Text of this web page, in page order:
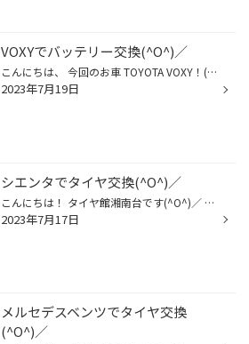
VOXYでバッテリー交換(^O^)／
こんにちは、 今回のお車 TOYOTA VOXY！(写真撮り忘れましたm(_ _)m) ではでは、交換して行きます。 交換前の画像がこちらです、 そして、 今回お取付けさせて頂く商品がこちらです、 GS YUASA ECO.R HIGH CLASS 交換後の画像がこちらです、 これで安心してお乗りいただけるかと思います。 今回...
2023年7月19日
シエンタでタイヤ交換(^O^)／
こんにちは！ タイヤ館湘南台です(^O^)／ 本日はシエンタでタイヤ交換の事例です。 タイヤ交換の時期のため 交換して頂きました♪( ´▽｀) 本日交換したタイヤはセイバーリングです(^O^)／ お買い求めやすいタイヤとなっておりますd(￣ ￣) 新品に交換した後車両に取り取り付けます。 タイヤも新しく...
2023年7月17日
メルセデスベンツでタイヤ交換
(^O^)／